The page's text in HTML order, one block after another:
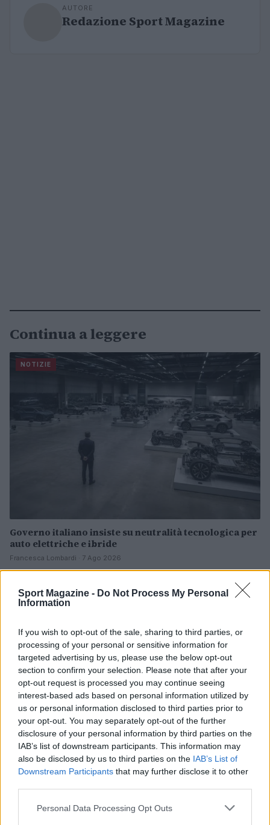
Sport Magazine - Do Not Process My Personal
Information
If you wish to opt-out of the sale, sharing to third parties, or
processing of your personal or sensitive information for
targeted advertising by us, please use the below opt-out
section to confirm your selection. Please note that after your
opt-out request is processed you may continue seeing
interest-based ads based on personal information utilized by
us or personal information disclosed to third parties prior to
your opt-out. You may separately opt-out of the further
disclosure of your personal information by third parties on the
IAB’s list of downstream participants. This information may
also be disclosed by us to third parties on the IAB’s List of
Downstream Participants that may further disclose it to other
Please note that this website/app uses one or more Google
Personal Data Processing Opt Outs
AUTORE
Redazione Sport Magazine
Continua a leggere
NOTIZIE
Governo italiano insiste su neutralità tecnologica per
auto elettriche e ibride
Francesca Lombardi · 7 Ago 2026
Scoperte carcasse di moto e motori in container
destinati al Senegal
NOTIZIE